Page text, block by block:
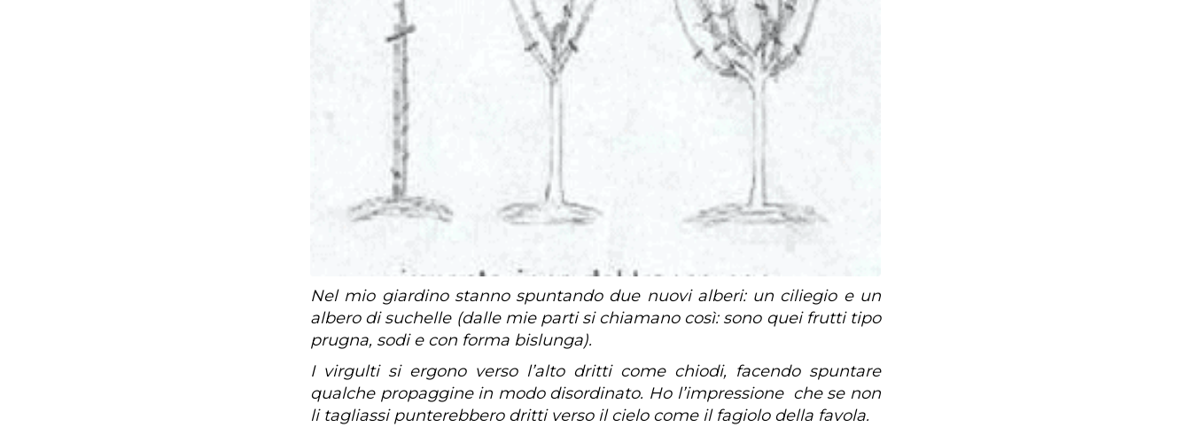
Nel mio giardino stanno spuntando due nuovi alberi: un ciliegio e un
albero di suchelle (dalle mie parti si chiamano così: sono quei frutti tipo
prugna, sodi e con forma bislunga).
I virgulti si ergono verso l’alto dritti come chiodi, facendo spuntare
qualche propaggine in modo disordinato. Ho l’impressione che se non
li tagliassi punterebbero dritti verso il cielo come il fagiolo della favola.